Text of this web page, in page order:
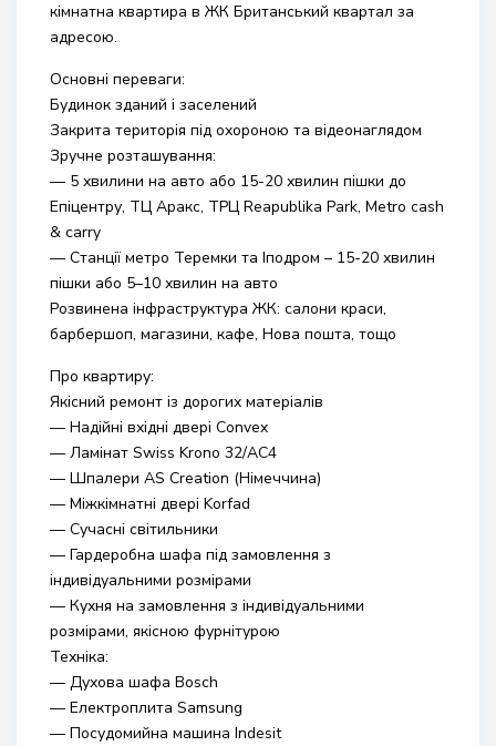
кімнатна квартира в ЖК Британський квартал за
адресою.
Основні переваги:
Будинок зданий і заселений
Закрита територія під охороною та відеонаглядом
Зручне розташування:
— 5 хвилини на авто або 15-20 хвилин пішки до
Епіцентру, ТЦ Аракс, ТРЦ Reapublika Park, Metro cash
& carry
— Станції метро Теремки та Іподром – 15-20 хвилин
пішки або 5–10 хвилин на авто
Розвинена інфраструктура ЖК: салони краси,
барбершоп, магазини, кафе, Нова пошта, тощо
Про квартиру:
Якісний ремонт із дорогих матеріалів
— Надійні вхідні двері Convex
— Ламінат Swiss Krono 32/АС4
— Шпалери AS Creation (Німеччина)
— Міжкімнатні двері Korfad
— Сучасні світильники
— Гардеробна шафа під замовлення з
індивідуальними розмірами
— Кухня на замовлення з індивідуальними
розмірами, якісною фурнітурою
Техніка:
— Духова шафа Bosch
— Електроплита Samsung
— Посудомийна машина Indesit